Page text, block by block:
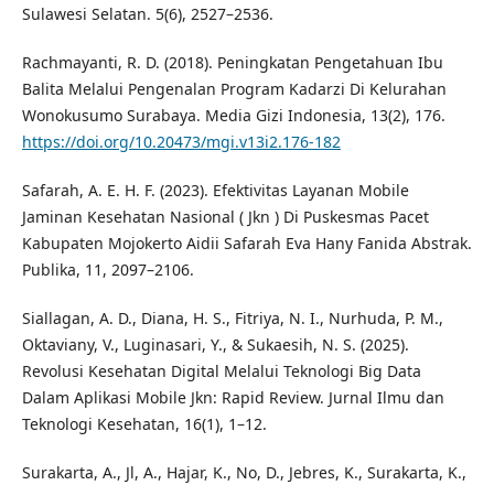
Sulawesi Selatan. 5(6), 2527–2536.
Rachmayanti, R. D. (2018). Peningkatan Pengetahuan Ibu
Balita Melalui Pengenalan Program Kadarzi Di Kelurahan
Wonokusumo Surabaya. Media Gizi Indonesia, 13(2), 176.
https://doi.org/10.20473/mgi.v13i2.176-182
Safarah, A. E. H. F. (2023). Efektivitas Layanan Mobile
Jaminan Kesehatan Nasional ( Jkn ) Di Puskesmas Pacet
Kabupaten Mojokerto Aidii Safarah Eva Hany Fanida Abstrak.
Publika, 11, 2097–2106.
Siallagan, A. D., Diana, H. S., Fitriya, N. I., Nurhuda, P. M.,
Oktaviany, V., Luginasari, Y., & Sukaesih, N. S. (2025).
Revolusi Kesehatan Digital Melalui Teknologi Big Data
Dalam Aplikasi Mobile Jkn: Rapid Review. Jurnal Ilmu dan
Teknologi Kesehatan, 16(1), 1–12.
Surakarta, A., Jl, A., Hajar, K., No, D., Jebres, K., Surakarta, K.,